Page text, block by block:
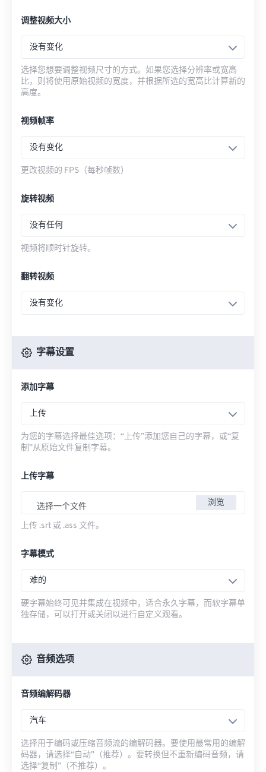
调整视频大小
没有变化
选择您想要调整视频尺寸的方式。如果您选择分辨率或宽高
比，则将使用原始视频的宽度，并根据所选的宽高比计算新的
高度。
视频帧率
没有变化
更改视频的 FPS（每秒帧数）
旋转视频
没有任何
视频将顺时针旋转。
翻转视频
没有变化
字幕设置
添加字幕
上传
为您的字幕选择最佳选项：“上传”添加您自己的字幕，或“复
制”从原始文件复制字幕。
上传字幕
选择一个文件 浏览
上传 .srt 或 .ass 文件。
字幕模式
难的
硬字幕始终可见并集成在视频中，适合永久字幕，而软字幕单
独存储，可以打开或关闭以进行自定义观看。
音频选项
音频编解码器
汽车
选择用于编码或压缩音频流的编解码器。要使用最常用的编解
码器，请选择“自动”（推荐）。要转换但不重新编码音频，请
选择“复制”（不推荐）。